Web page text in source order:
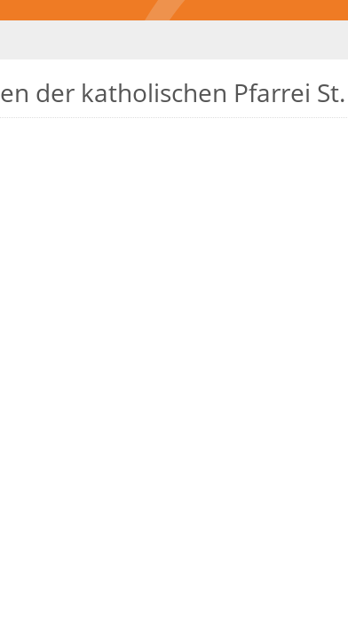
der katholischen Pfarrei